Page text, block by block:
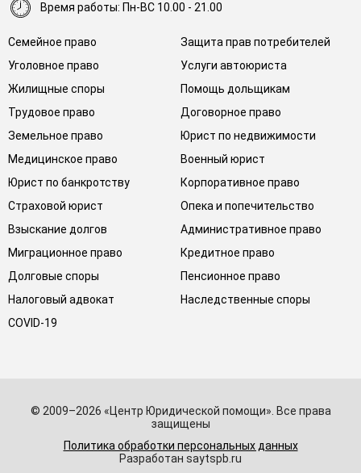
Семейное право
Защита прав потребителей
Уголовное право
Услуги автоюриста
Жилищные споры
Помощь дольщикам
Трудовое право
Договорное право
Земельное право
Юрист по недвижимости
Медицинское право
Военный юрист
Юрист по банкротству
Корпоративное право
Страховой юрист
Опека и попечительство
Взыскание долгов
Административное право
Миграционное право
Кредитное право
Долговые споры
Пенсионное право
Налоговый адвокат
Наследственные споры
COVID-19
Время работы: Пн-ВС 10.00 - 21.00
© 2009–2026 «Центр Юридической помощи». Все права
защищены
Политика обработки персональных данных
Разработан saytspb.ru